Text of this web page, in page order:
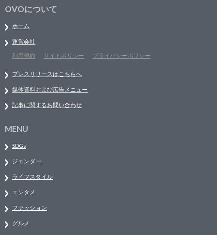
OVOについて
ホーム
運営会社
利用規約
サイトポリシー プライバシーポリシー
プレスリリースはこちらへ
媒体資料および広告メニュー
記事に関するお問い合わせ
MENU
SDGs
ジェンダー
ライフスタイル
エンタメ
ファッション
グルメ